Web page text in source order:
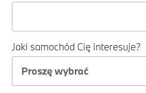
Jaki samochód Cię interesuje?
Proszę wybrać